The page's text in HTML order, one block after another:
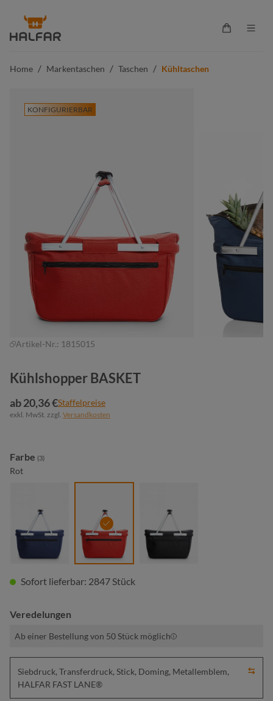
springen
Home / Markentaschen / Taschen / Kühltaschen
KONFIGURIERBAR
Artikel-Nr.: 1815015
Kühlshopper BASKET
ab 20,36 €Staffelpreise
exkl. MwSt. zzgl. Versandkosten
Farbe auswählen
(3)
Rot
marine rot schwarz
Sofort lieferbar: 2847 Stück
Veredelungen
Ab einer Bestellung von 50 Stück möglich
Siebdruck, Transferdruck, Stick, Doming, Metallemblem,
HALFAR FAST LANE®